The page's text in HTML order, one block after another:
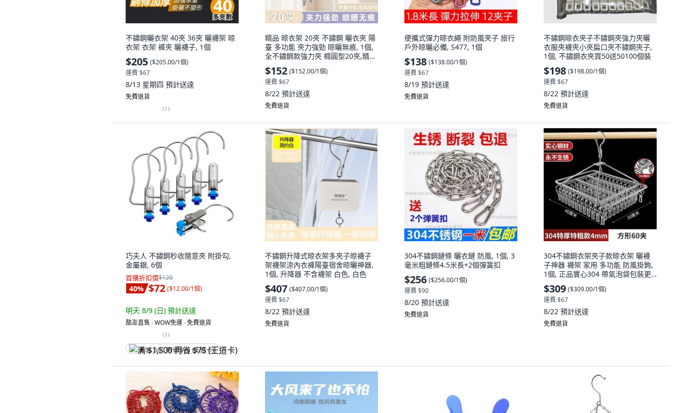
不鏽鋼曬衣架 40夾 36夾 曬襪架 晾
衣架 衣架 褲夾 曬襪子, 1個
$205 ($205.00/1個)
運費 $67
8/13 星期四 預計送達
免費退貨
(1)
精品 晾衣架 20夾 不鏽鋼 曬衣夾 陽
臺 多功能 夾力強勁 晾曬無痕, 1個,
全不鏽鋼款強力夾 橢圓型20夾,精選
加厚款防風襪夾
$152 ($152.00/1個)
運費 $67
8/22 預計送達
免費退貨
便攜式彈力晾衣繩 附防風夾子 旅行
戶外晾曬必備, S477, 1個
$138 ($138.00/1個)
運費 $67
8/19 預計送達
免費退貨
不鏽鋼晾衣夾子不鏽鋼夾強力夾曬
衣服夾襪夾小夾扁口夾不鏽鋼夾子,
1個, 不鏽鋼衣夾買50送50100個裝
$198 ($198.00/1個)
運費 $67
8/22 預計送達
免費退貨
巧夫人 不鏽鋼秒收隨意夾 附掛勾,
金屬銀, 6個
首購折扣價$120
40% $72 ($12.00/1個)
明天 8/9 (日) 預計送達
酷澎直售 ∙ WOW免運 ∙ 免費退貨
(1)
满 $1,500 再省 $75 (王道卡)
不鏽鋼升降式晾衣架多夾子晾襪子
架襪架涼內衣褲陽臺宿舍晾曬神器,
1個, 升降器 不含襪架 白色, 白色
$407 ($407.00/1個)
運費 $67
8/22 預計送達
免費退貨
304不鏽鋼鏈條 曬衣鏈 防風, 1個, 3
毫米粗鏈條4.5米長+2個彈簧扣
$256 ($256.00/1個)
運費 $90
8/20 預計送達
免費退貨
304不鏽鋼衣架夾子款晾衣架 曬襪
子神器 襪架 家用 多功能 防風掛鉤,
1個, 正品實心304 帶氣泡袋包裝更
牢固 ,304-4.0厚極粗方形-四十夾
$309 ($309.00/1個)
運費 $67
8/22 預計送達
免費退貨